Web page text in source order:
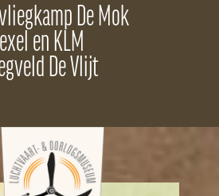
De Mok
en KLM
De Vlijt